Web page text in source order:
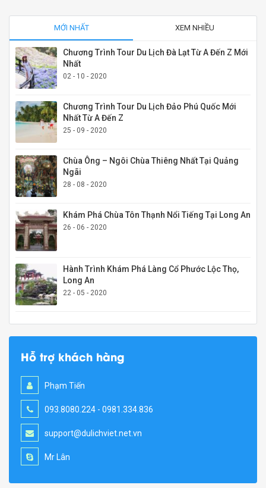
MỚI NHẤT XEM NHIỀU
Chương Trình Tour Du Lịch Đà Lạt Từ A Đến Z Mới
Nhất
02 - 10 - 2020
Chương Trình Tour Du Lịch Đảo Phú Quốc Mới
Nhất Từ A Đến Z
25 - 09 - 2020
Chùa Ông – Ngôi Chùa Thiêng Nhất Tại Quảng
Ngãi
28 - 08 - 2020
Khám Phá Chùa Tôn Thạnh Nổi Tiếng Tại Long An
26 - 06 - 2020
Hành Trình Khám Phá Làng Cổ Phước Lộc Thọ,
Long An
22 - 05 - 2020
Hỗ trợ khách hàng
Phạm Tiến
093.8080.224 - 0981.334.836
support@dulichviet.net.vn
Mr Lân